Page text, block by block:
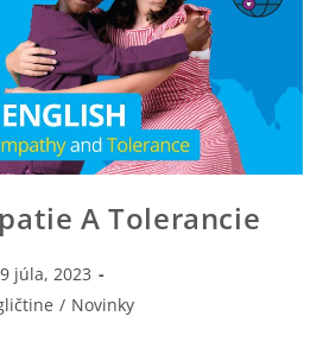
A Tolerancie
júla, 2023
/ Novinky